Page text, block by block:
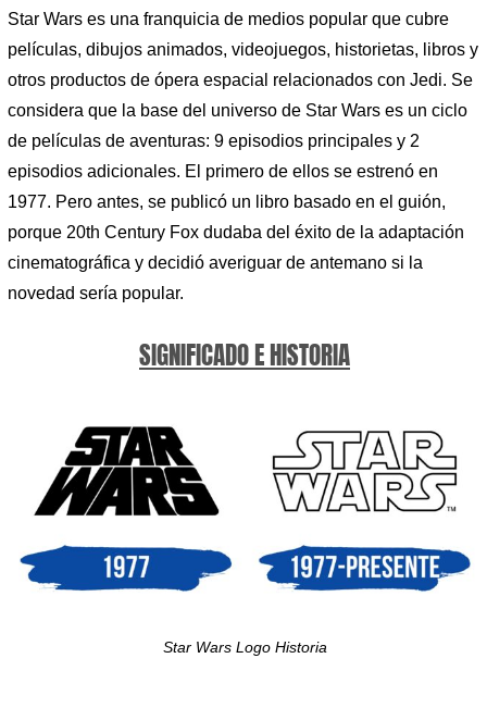
Star Wars es una franquicia de medios popular que cubre
películas, dibujos animados, videojuegos, historietas, libros y
otros productos de ópera espacial relacionados con Jedi. Se
considera que la base del universo de Star Wars es un ciclo
de películas de aventuras: 9 episodios principales y 2
episodios adicionales. El primero de ellos se estrenó en
1977. Pero antes, se publicó un libro basado en el guión,
porque 20th Century Fox dudaba del éxito de la adaptación
cinematográfica y decidió averiguar de antemano si la
novedad sería popular.
SIGNIFICADO E HISTORIA
Star Wars Logo Historia